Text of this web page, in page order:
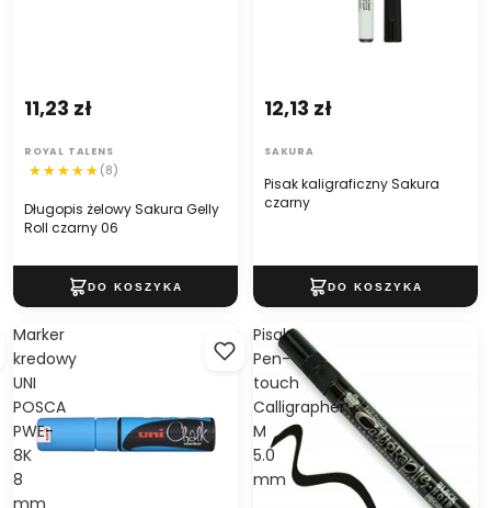
Długopis żelowy Sakura Gelly
Roll czarny 06
11,23 zł
ROYAL TALENS
(8)
Pisak kaligraficzny Sakura
czarny
12,13 zł
SAKURA
Marker
kredowy
UNI
POSCA
PWE-
8K
8
mm
Pisak
Pen-
touch
Calligrapher
M
5.0
mm